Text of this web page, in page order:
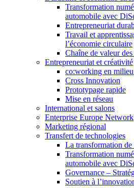
Transformation
automobile avec
Entrepreneuriat
Travail et
l’économie circulaire
Chaîne de valeur des
Entrepreneuriat et créativité
co:working en
Cross Innovation
Prototypage rapide
Mise en réseau
International et salons
Enterprise Europe Network
Marketing régional
Transfert de technologies
La transformation
Transformation
automobile avec
Governance –
Soutien à